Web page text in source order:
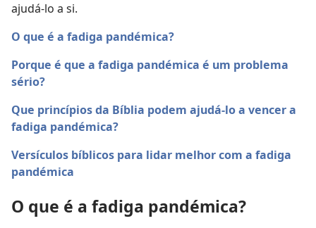
ajudá-lo a si.
O que é a fadiga pandémica?
Porque é que a fadiga pandémica é um problema
sério?
Que princípios da Bíblia podem ajudá-lo a vencer a
fadiga pandémica?
Versículos bíblicos para lidar melhor com a fadiga
pandémica
O que é a fadiga pandémica?